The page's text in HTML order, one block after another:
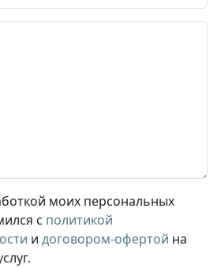
моих персональных
с политикой
и договором-офертой на